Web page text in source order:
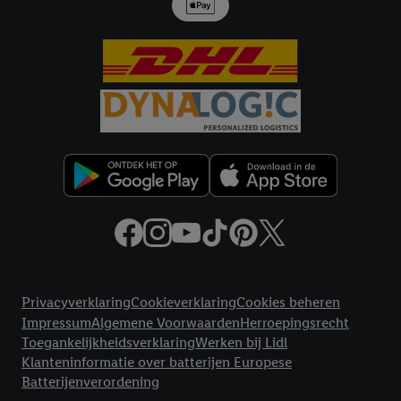
PrivacyverklaringCookieverklaringCookies beheren
ImpressumAlgemene VoorwaardenHerroepingsrecht
ToegankelijkheidsverklaringWerken bij Lidl
Klanteninformatie over batterijen Europese
Batterijenverordening
met eventuele andere identifiers of met identifiers waarover
Onder "Aanpassen" kun je aangeven met welke cookies en
vergelijkbare technieken en met welke verwerkingsdoeleinden
je instemt. Verder kan je er meer informatie vinden over de
gegevensverwerking.
Door te klikken op "Weigeren", kies je voor de optie dat er enkel
technisch noodzakelijke cookies en vergelijkbare technieken
worden gebruikt.
Door op "Akkoord" te klikken, stem je in met alle verwerkingen
voor alle bovengenoemde doeleinden. Meer informatie,
inclusief over de opslagperiode van de gegevens en je recht om
website hier.Klikhiervoor meer informatie over de cookies die
wij inzetten.